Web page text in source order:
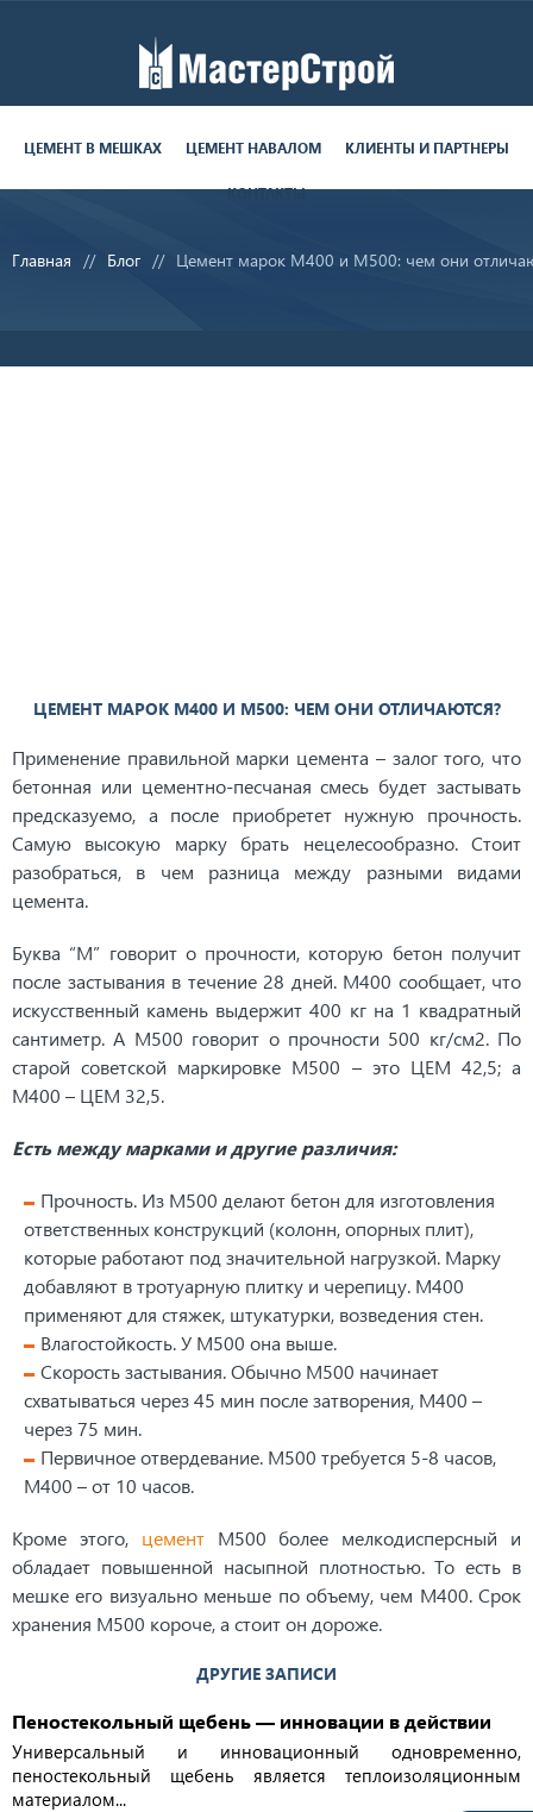
поставки круглосуточно
8 (812) 679-06-70
ЦЕМЕНТ В МЕШКАХ ЦЕМЕНТ НАВАЛОМ КЛИЕНТЫ И ПАРТНЕРЫ
КОНТАКТЫ
Главная Блог Цемент марок М400 и М500: чем они
ЦЕМЕНТ МАРОК М400 И М500: ЧЕМ ОНИ ОТЛИЧАЮТСЯ?
Применение правильной марки цемента – залог того, что
бетонная или цементно-песчаная смесь будет застывать
предсказуемо, а после приобретет нужную прочность.
Самую высокую марку брать нецелесообразно. Стоит
разобраться, в чем разница между разными видами
цемента.
Буква “М” говорит о прочности, которую бетон получит
после застывания в течение 28 дней. М400 сообщает, что
искусственный камень выдержит 400 кг на 1 квадратный
сантиметр. А М500 говорит о прочности 500 кг/см2. По
старой советской маркировке М500 – это ЦЕМ 42,5; а
М400 – ЦЕМ 32,5.
Есть между марками и другие различия:
Прочность. Из М500 делают бетон для изготовления
ответственных конструкций (колонн, опорных плит),
которые работают под значительной нагрузкой. Марку
добавляют в тротуарную плитку и черепицу. М400
применяют для стяжек, штукатурки, возведения стен.
Влагостойкость. У М500 она выше.
Скорость застывания. Обычно М500 начинает
схватываться через 45 мин после затворения, М400 –
через 75 мин.
Первичное отвердевание. М500 требуется 5-8 часов,
М400 – от 10 часов.
Кроме этого, цементМ500 более мелкодисперсный и
обладает повышенной насыпной плотностью. То есть в
мешке его визуально меньше по объему, чем М400. Срок
хранения М500 короче, а стоит он дороже.
ДРУГИЕ ЗАПИСИ
Пеностекольный щебень — инновации в действии
Универсальный и инновационный одновременно,
пеностекольный щебень является теплоизоляционным
материалом...